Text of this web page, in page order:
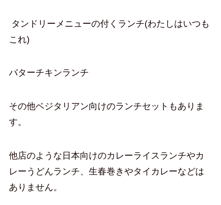
タンドリーメニューの付くランチ(わたしはいつも
これ)
バターチキンランチ
その他ベジタリアン向けのランチセットもありま
す。
他店のような日本向けのカレーライスランチやカ
レーうどんランチ、生春巻きやタイカレーなどは
ありません。